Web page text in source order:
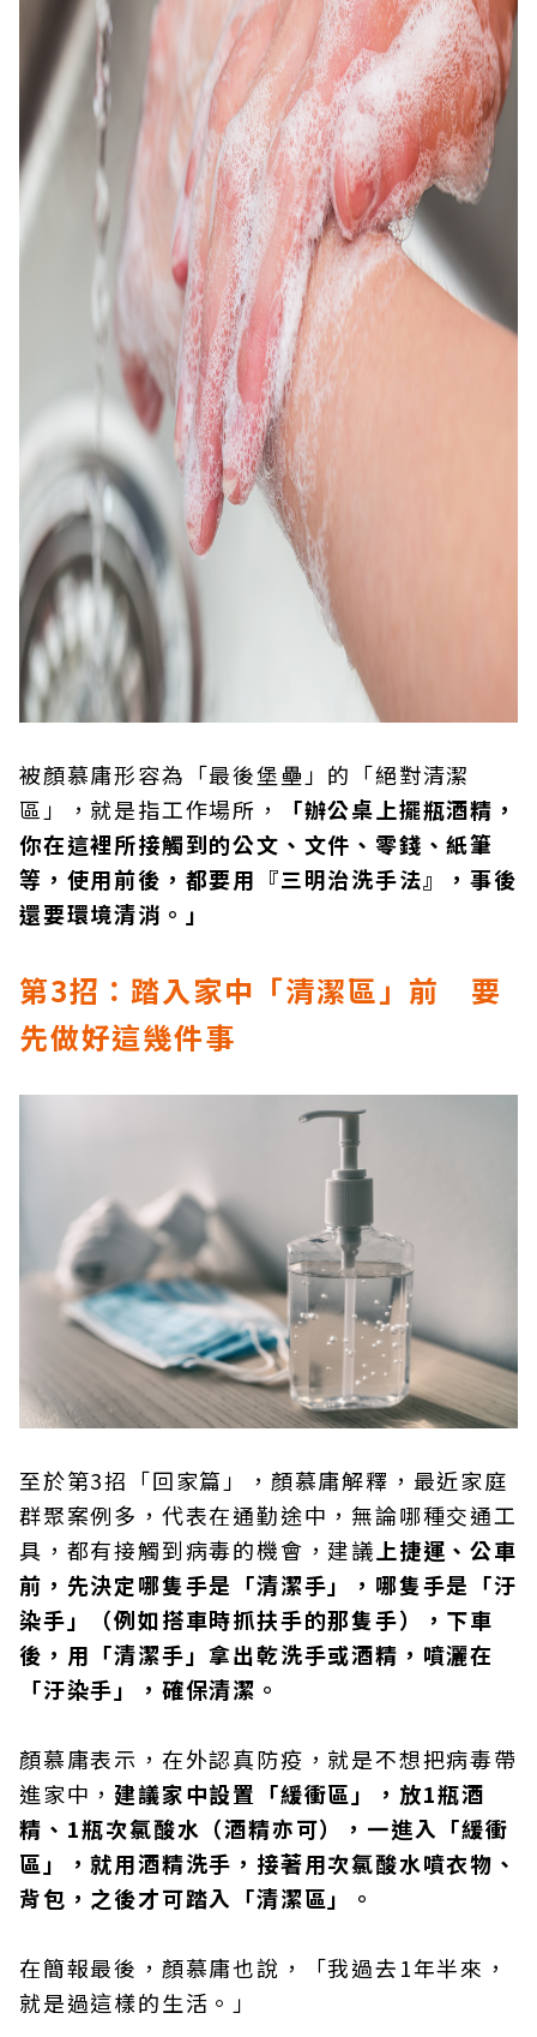
被顏慕庸形容為「最後堡壘」的「絕對清潔
區」，就是指工作場所，
「辦公桌上擺瓶酒精，
你在這裡所接觸到的公文、文件、零錢、紙筆
等，使用前後，都要用『三明治洗手法』，事後
還要環境清消。」
第3招：踏入家中「清潔區」前 要
先做好這幾件事
至於第3招「回家篇」，顏慕庸解釋，最近家庭
群聚案例多，代表在通勤途中，無論哪種交通工
具，都有接觸到病毒的機會，建議上捷運、公車
前，先決定哪隻手是「清潔手」，哪隻手是「汙
染手」（例如搭車時抓扶手的那隻手），下車
後，用「清潔手」拿出乾洗手或酒精，噴灑在
「汙染手」，確保清潔。
顏慕庸表示，在外認真防疫，就是不想把病毒帶
進家中， 建議家中設置「緩衝區」，放1瓶酒
精、1瓶次氯酸水（酒精亦可），一進入「緩衝
區」，就用酒精洗手，接著用次氯酸水噴衣物、
背包，之後才可踏入「清潔區」。
在簡報最後，顏慕庸也說，「我過去1年半來，
就是過這樣的生活。」